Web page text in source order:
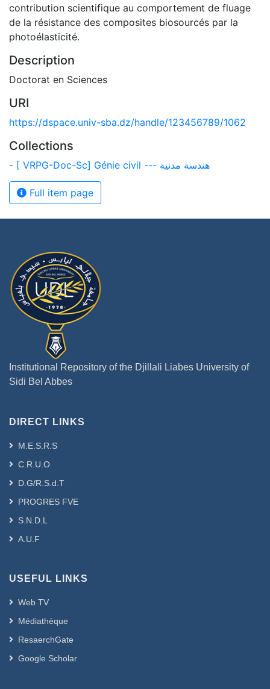
contribution scientifique au comportement de fluage
de la résistance des composites biosourcés par la
photoélasticité.
Description
Doctorat en Sciences
URI
https://dspace.univ-sba.dz/handle/123456789/1062
Collections
- [ VRPG-Doc-Sc] Génie civil --- هندسة مدنية
Full item page
Institutional Repository of the Djillali Liabes University of
Sidi Bel Abbes
DIRECT LINKS
M.E.S.R.S
C.R.U.O
D.G/R.S.d.T
PROGRES FVE
S.N.D.L
A.U.F
USEFUL LINKS
Web TV
Médiathèque
ResaerchGate
Google Scholar